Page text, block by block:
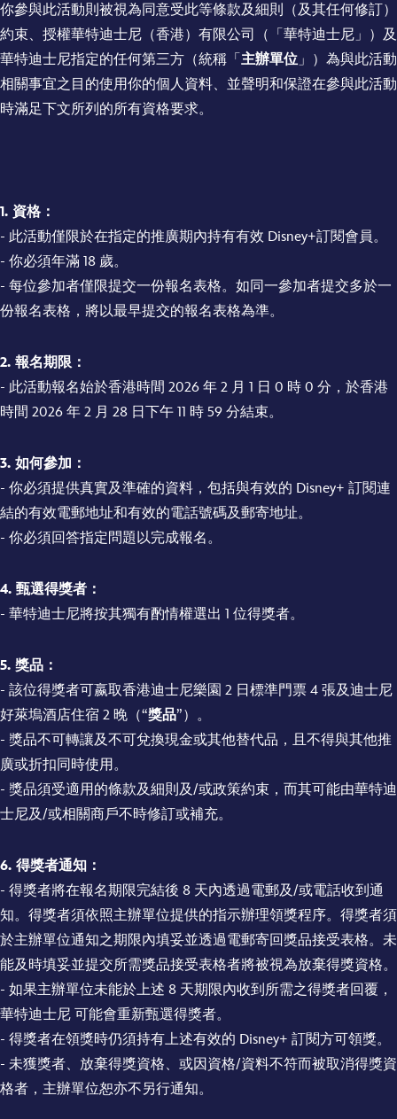
你參與此活動則被視為同意受此等條款及細則（及其任何修訂）
約束、授權華特迪士尼（香港）有限公司（「 華特迪士尼」）及
華特迪士尼指定的任何第三方（統稱「 主辦單位」）為與此活動
相關事宜之目的使用你的個人資料、並聲明和保證在參與此活動
時滿足下文所列的所有資格要求。
1. 資格：
- 此活動僅限於在指定的推廣期內持有有效 Disney+訂閱會員。
- 你必須年滿 18 歲。
- 每位參加者僅限提交一份報名表格。如同一參加者提交多於一
份報名表格，將以最早提交的報名表格為準。
2. 報名期限：
- 此活動報名始於香港時間 2026 年 2 月 1 日 0 時 0 分，於香港
時間 2026 年 2 月 28 日下午 11 時 59 分結束。
3. 如何參加：
- 你必須提供真實及準確的資料，包括與有效的 Disney+ 訂閱連
結的有效電郵地址和有效的電話號碼及郵寄地址。
- 你必須回答指定問題以完成報名。
4. 甄選得獎者：
- 華特迪士尼將按其獨有酌情權選出 1 位得獎者。
5. 獎品：
- 該位得獎者可嬴取香港迪士尼樂園 2 日標準門票 4 張及迪士尼
好萊塢酒店住宿 2 晚 （“獎品”） 。
- 獎品不可轉讓及不可兌換現金或其他替代品，且不得與其他推
廣或折扣同時使用。
- 獎品須受適用的條款及細則及/或政策約束，而其可能由華特迪
士尼及/或相關商戶不時修訂或補充。
6. 得獎者通知：
- 得獎者將在報名期限完結後 8 天內透過電郵及/或電話收到通
知。得獎者須依照主辦單位提供的指示辦理領獎程序。得獎者須
於主辦單位通知之期限內填妥並透過電郵寄回獎品接受表格。未
能及時填妥並提交所需獎品接受表格者將被視為放棄得獎資格。
- 如果主辦單位未能於上述 8 天期限內收到所需之得獎者回覆，
華特迪士尼 可能會重新甄選得獎者。
- 得獎者在領獎時仍須持有上述有效的 Disney+ 訂閱方可領獎。
- 未獲獎者、放棄得獎資格、或因資格/資料不符而被取消得獎資
格者，主辦單位恕亦不另行通知。